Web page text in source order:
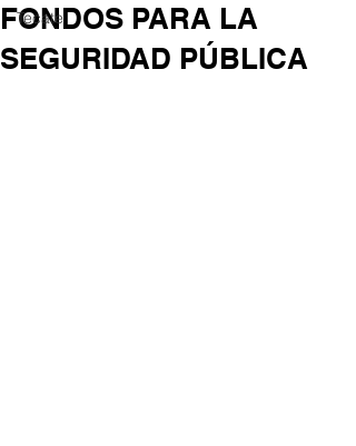
Tecate
FONDOS PARA LA
SEGURIDAD PÚBLICA